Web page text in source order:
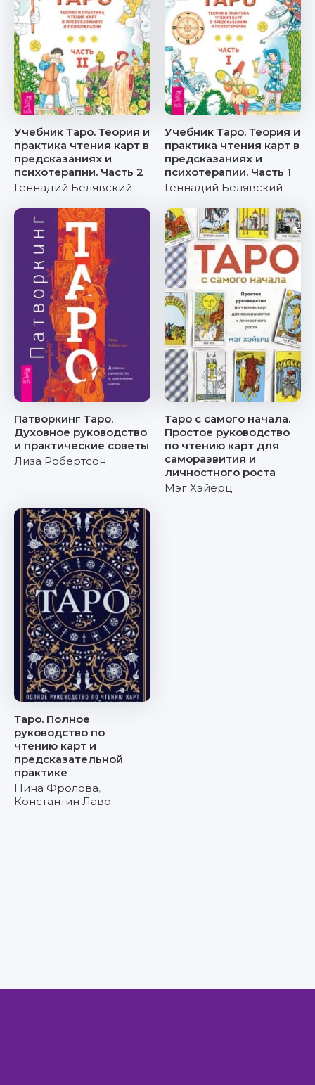
Учебник Таро. Теория и
практика чтения карт в
предсказаниях и
психотерапии. Часть 2
Геннадий Белявский
Учебник Таро. Теория и
практика чтения карт в
предсказаниях и
психотерапии. Часть 1
Геннадий Белявский
Патворкинг Таро.
Духовное руководство
и практические советы
Лиза Робертсон
Таро с самого начала.
Простое руководство
по чтению карт для
саморазвития и
личностного роста
Мэг Хэйерц
Таро. Полное
руководство по
чтению карт и
предсказательной
практике
Нина Фролова,
Константин Лаво